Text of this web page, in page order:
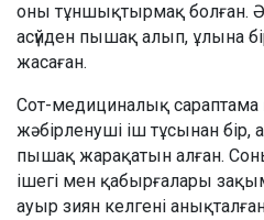
оны тұншықтырмақ болған.
асүйден пышақ алып, ұлына
жасаған.
Сот-медициналық
жәбірленуші іш тұсынан
пышақ жарақатын алған.
ішегі мен қабырғалары
ауыр зиян келгені